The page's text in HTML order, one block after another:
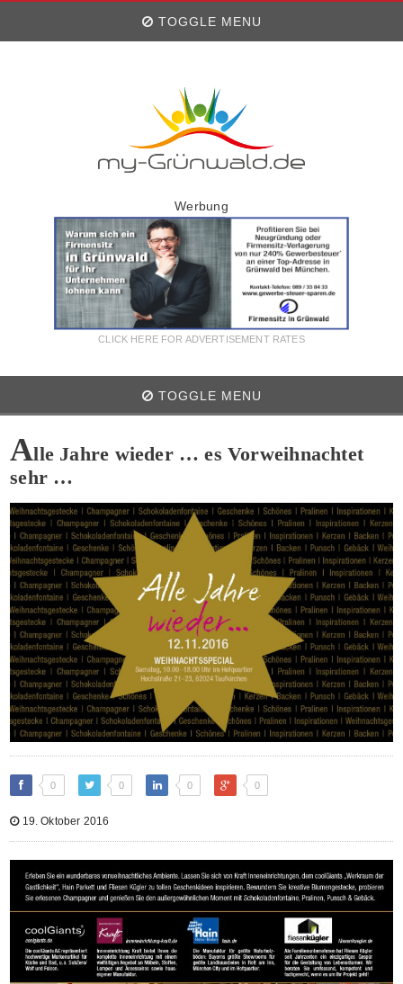
TOGGLE MENU
Werbung
CLICK HERE FOR ADVERTISEMENT RATES
TOGGLE MENU
Alle Jahre wieder … es Vorweihnachtet
sehr …
0 0 0 0
19. Oktober 2016